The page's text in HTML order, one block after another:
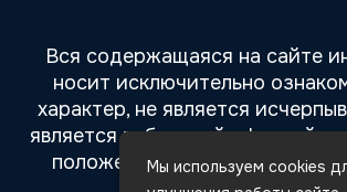
Вся содержащаяся на сайте
носит исключительно
характер, не является
является публичной офертой,
положениями статьи 437
Мы используем cookies